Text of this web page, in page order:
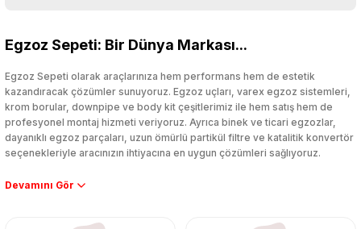
Egzoz Sepeti: Bir Dünya Markası...
Egzoz Sepeti olarak araçlarınıza hem performans hem de estetik
kazandıracak çözümler sunuyoruz. Egzoz uçları, varex egzoz sistemleri,
krom borular, downpipe ve body kit çeşitlerimiz ile hem satış hem de
profesyonel montaj hizmeti veriyoruz. Ayrıca binek ve ticari egzozlar,
dayanıklı egzoz parçaları, uzun ömürlü partikül filtre ve katalitik konvertör
seçenekleriyle aracınızın ihtiyacına en uygun çözümleri sağlıyoruz.
Performans artışı isteyen sürücüler için özel performans egzozları ve